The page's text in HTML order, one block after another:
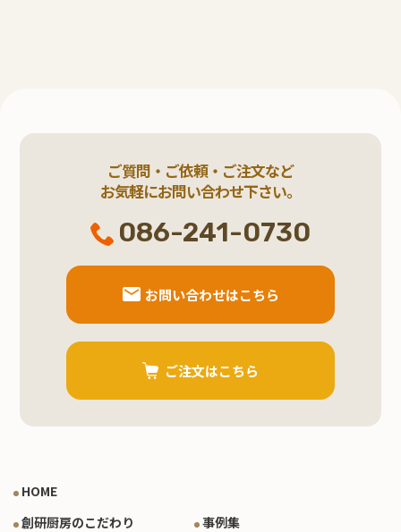
ご質問・ご依頼・ご注文など
お気軽にお問い合わせ下さい。
086-241-0730
お問い合わせはこちら
ご注文はこちら
HOME
創研厨房のこだわり
事例集